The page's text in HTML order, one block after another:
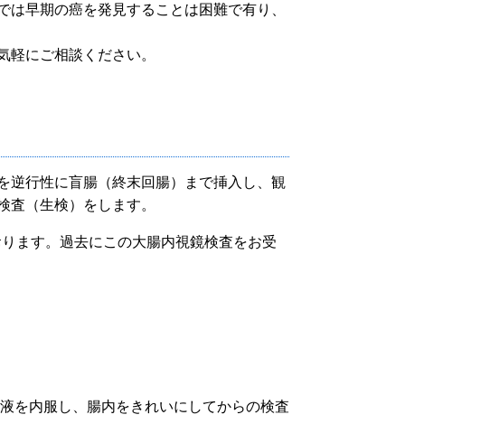
早期の癌を発見することは困難で有り、
にご相談ください。
逆行性に盲腸（終末回腸）まで挿入し、観
（生検）をします。
ます。過去にこの大腸内視鏡検査をお受
を内服し、腸内をきれいにしてからの検査